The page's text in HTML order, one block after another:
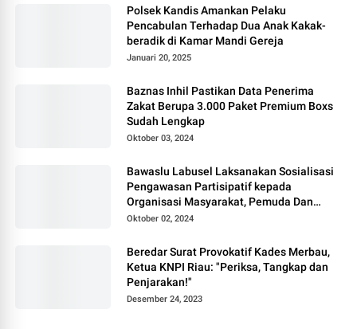
Polsek Kandis Amankan Pelaku
Pencabulan Terhadap Dua Anak Kakak-
beradik di Kamar Mandi Gereja
Januari 20, 2025
Baznas Inhil Pastikan Data Penerima
Zakat Berupa 3.000 Paket Premium Boxs
Sudah Lengkap
Oktober 03, 2024
Bawaslu Labusel Laksanakan Sosialisasi
Pengawasan Partisipatif kepada
Organisasi Masyarakat, Pemuda Dan
Agama Pada pilkada Serentak 2024
Oktober 02, 2024
Beredar Surat Provokatif Kades Merbau,
Ketua KNPI Riau: "Periksa, Tangkap dan
Penjarakan!"
Desember 24, 2023